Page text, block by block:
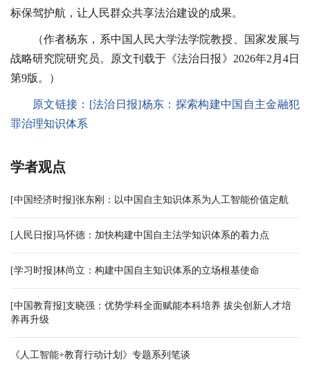
标保驾护航，让人民群众共享法治建设的成果。
（作者杨东，系中国人民大学法学院教授、国家发展与
战略研究院研究员。原文刊载于《法治日报》2026年2月4日
第9版。）
原文链接：[法治日报]杨东：探索构建中国自主金融犯
罪治理知识体系
学者观点
[中国经济时报]张东刚：以中国自主知识体系为人工智能价值定航
[人民日报]马怀德：加快构建中国自主法学知识体系的着力点
[学习时报]林尚立：构建中国自主知识体系的立场根基使命
[中国教育报]支晓强：优势学科全面赋能本科培养 拔尖创新人才培
养再升级
《人工智能+教育行动计划》专题系列笔谈